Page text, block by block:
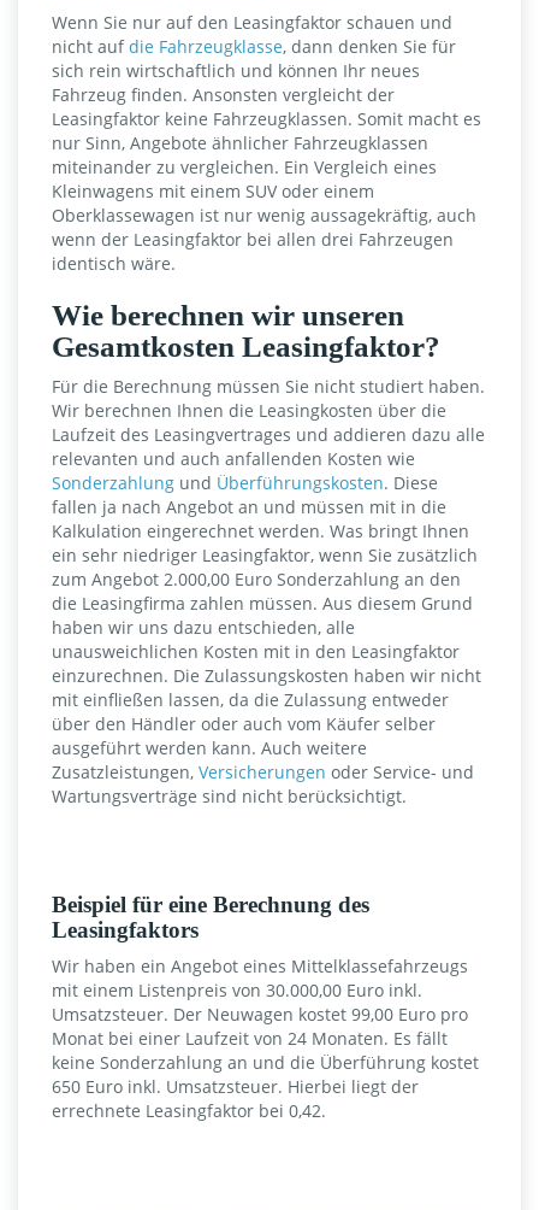
Wenn Sie nur auf den Leasingfaktor schauen und
nicht aufdie Fahrzeugklasse, dann denken Sie für
sich rein wirtschaftlich und können Ihr neues
Fahrzeug finden. Ansonsten vergleicht der
Leasingfaktor keine Fahrzeugklassen. Somit macht es
nur Sinn, Angebote ähnlicher Fahrzeugklassen
miteinander zu vergleichen. Ein Vergleich eines
Kleinwagens mit einem SUV oder einem
Oberklassewagen ist nur wenig aussagekräftig, auch
wenn der Leasingfaktor bei allen drei Fahrzeugen
identisch wäre.
Wie berechnen wir unseren
Gesamtkosten Leasingfaktor?
Für die Berechnung müssen Sie nicht studiert haben.
Wir berechnen Ihnen die Leasingkosten über die
Laufzeit des Leasingvertrages und addieren dazu alle
relevanten und auch anfallenden Kosten wie
Sonderzahlung und Überführungskosten. Diese
fallen ja nach Angebot an und müssen mit in die
Kalkulation eingerechnet werden. Was bringt Ihnen
ein sehr niedriger Leasingfaktor, wenn Sie zusätzlich
zum Angebot 2.000,00 Euro Sonderzahlung an den
die Leasingfirma zahlen müssen. Aus diesem Grund
haben wir uns dazu entschieden, alle
unausweichlichen Kosten mit in den Leasingfaktor
einzurechnen. Die Zulassungskosten haben wir nicht
mit einfließen lassen, da die Zulassung entweder
über den Händler oder auch vom Käufer selber
ausgeführt werden kann. Auch weitere
Zusatzleistungen, Versicherungen oder Service- und
Wartungsverträge sind nicht berücksichtigt.
Beispiel für eine Berechnung des
Leasingfaktors
Wir haben ein Angebot eines Mittelklassefahrzeugs
mit einem Listenpreis von 30.000,00 Euro inkl.
Umsatzsteuer. Der Neuwagen kostet 99,00 Euro pro
Monat bei einer Laufzeit von 24 Monaten. Es fällt
keine Sonderzahlung an und die Überführung kostet
650 Euro inkl. Umsatzsteuer. Hierbei liegt der
errechnete Leasingfaktor bei 0,42.